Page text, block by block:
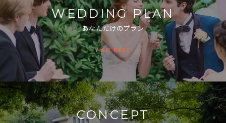
WEDDING PLAN
あなただけのプラン
VIEW MORE
CONCEPT